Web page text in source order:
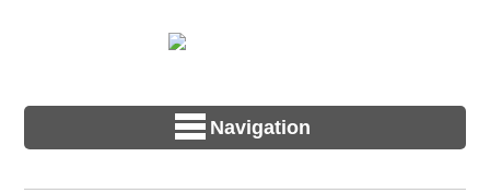
Navigation